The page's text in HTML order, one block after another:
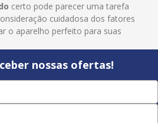
certo pode parecer uma tarefa
cuidadosa dos fatores
o aparelho perfeito para suas
nossas ofertas!